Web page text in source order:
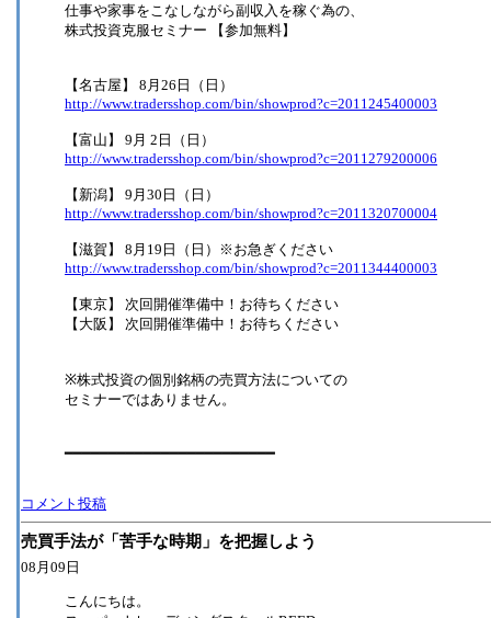
仕事や家事をこなしながら副収入を稼ぐ為の、
株式投資克服セミナー 【参加無料】
【名古屋】 8月26日（日）
http://www.tradersshop.com/bin/showprod?c=2011245400003
【富山】 9月 2日（日）
http://www.tradersshop.com/bin/showprod?c=2011279200006
【新潟】 9月30日（日）
http://www.tradersshop.com/bin/showprod?c=2011320700004
【滋賀】 8月19日（日）※お急ぎください
http://www.tradersshop.com/bin/showprod?c=2011344400003
【東京】 次回開催準備中！お待ちください
【大阪】 次回開催準備中！お待ちください
※株式投資の個別銘柄の売買方法についての
セミナーではありません。
━━━━━━━━━━━━━━━━━━━━━━━━
コメント投稿
売買手法が「苦手な時期」を把握しよう
08月09日
こんにちは。